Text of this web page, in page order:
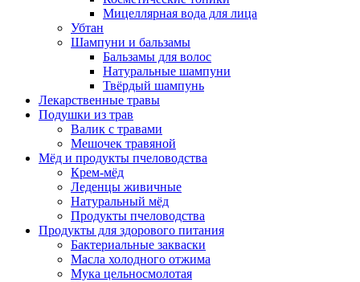
Мицеллярная вода для лица
Убтан
Шампуни и бальзамы
Бальзамы для волос
Натуральные шампуни
Твёрдый шампунь
Лекарственные травы
Подушки из трав
Валик с травами
Мешочек травяной
Мёд и продукты пчеловодства
Крем-мёд
Леденцы живичные
Натуральный мёд
Продукты пчеловодства
Продукты для здорового питания
Бактериальные закваски
Масла холодного отжима
Мука цельносмолотая